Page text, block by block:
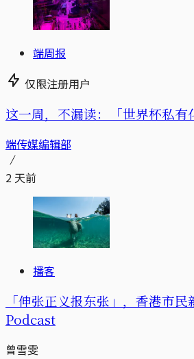
端周报
仅限注册用户
这一周，不漏读：「世界杯私有
端传媒编辑部
2 天前
播客
「伸张正义报东张」，香港市
Podcast
曾雪雯